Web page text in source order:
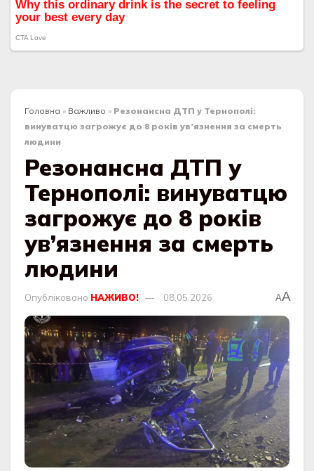
Головна » Важливо » Резонансна ДТП у Тернополі:
винуватцю загрожує до 8 років ув’язнення за смерть
людини
Резонансна ДТП у
Тернополі: винуватцю
загрожує до 8 років
ув’язнення за смерть
людини
Опубліковано НАЖИВО! 08.05.2026 AA